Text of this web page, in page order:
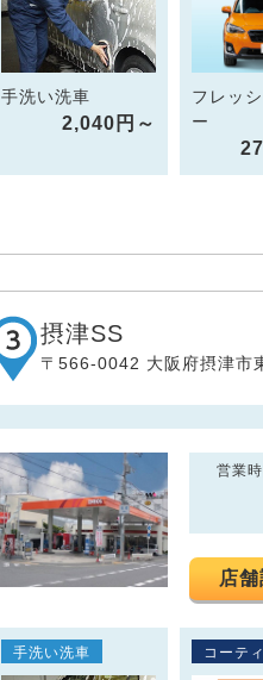
手洗い洗車
2,040円～
フレッ
ー
摂津SS
〒566-0042 大阪府摂津市
営業時
店
手洗い洗車 コーテ